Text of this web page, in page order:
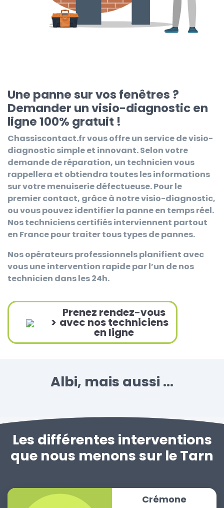
Une panne sur vos fenêtres ?
Demander un visio-diagnostic en
ligne 100% gratuit !
Chassiscontact.frvous offre un service de visio-
diagnostic simple et innovant. Selon votre
demande de réparation, un technicien vous
rappellera et obtiendra toutes les informations
sur votre menuiserie défectueuse. Pour le
premier contact, grâce à notre visio-diagnostic,
ou vous pouvez identifier la panne en temps réel.
Nos techniciens certifiés interviennent partout
en France pour traiter tous types de pannes.
Nos opérateurs professionnels planifient avec
vous une intervention rapide par l’un de nos
technicien dans les 24h.
>
Prenez rendez-vous
avec nos techniciens
en ligne
Albi, mais aussi ...
Les différentes interventions
que nous menons sur le Tarn
Crémone